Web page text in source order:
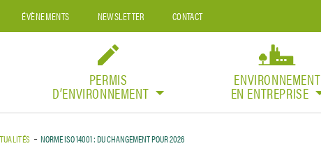
ÉVÈNEMENTS NEWSLETTER CONTACT
PERMIS
D’ENVIRONNEMENT
ENVIRONNEMENT
EN ENTREPRISE
- NORME ISO 14001 : DU CHANGEMENT POUR 2026